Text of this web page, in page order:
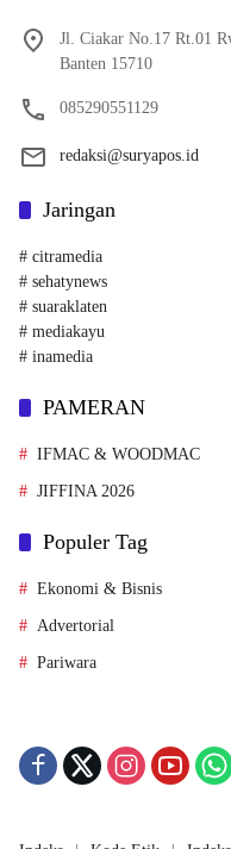
Jl. Ciakar No.17 Rt.01
Banten 15710
085290551129
redaksi@suryapos.id
Jaringan
# citramedia
# sehatynews
# suaraklaten
# mediakayu
# inamedia
PAMERAN
IFMAC & WOODMAC
JIFFINA 2026
Populer Tag
Ekonomi & Bisnis
Advertorial
Pariwara